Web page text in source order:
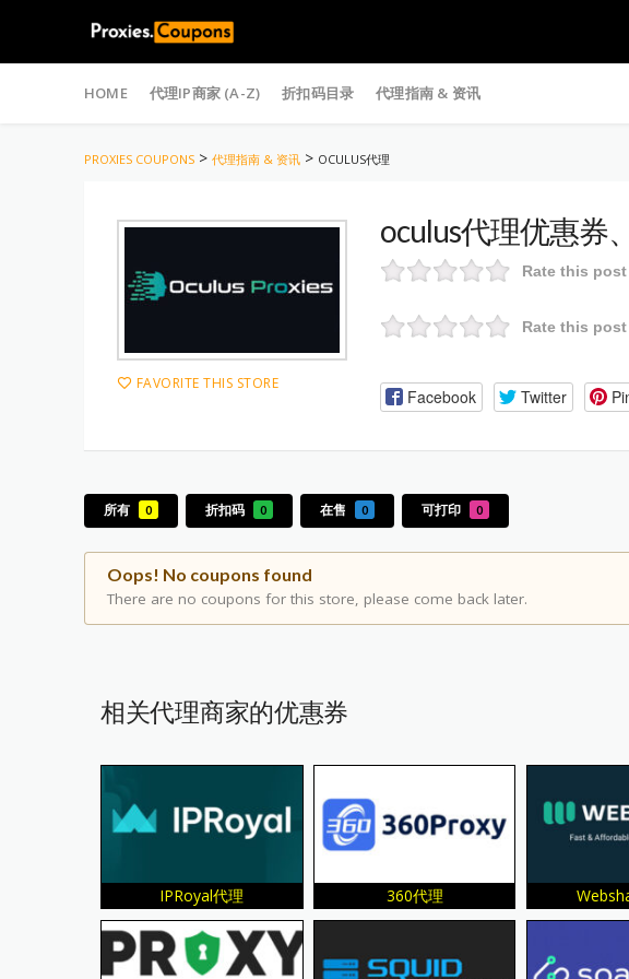
to
HOME 代理IP商家 (A-Z) 折扣码目录 代理指南 & 资讯
PROXIES COUPONS > 代理指南 & 资讯 > OCULUS代理
FAVORITE THIS STORE
oculus代理优惠券
Rate this post
Rate this post
Facebook Twitter
所有 0 折扣码 0 在售 0 可打印 0
Oops! No coupons found
There are no coupons for this store, please come back later.
相关代理商家的优惠券
IPRoyal代理 360代理